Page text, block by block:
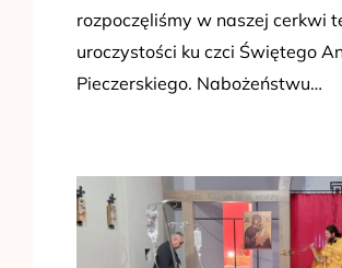
rozpoczęliśmy w naszej cerkwi
uroczystości ku czci Świętego
Pieczerskiego. Nabożeństwu…